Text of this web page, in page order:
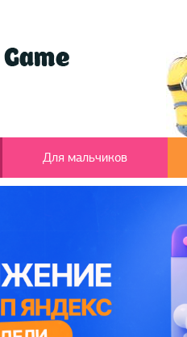
Для мальчиков